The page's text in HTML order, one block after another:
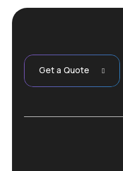
Get a Quote